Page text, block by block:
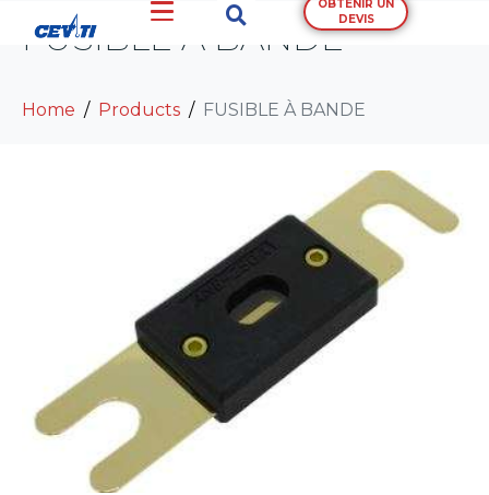
OBTENIR UN
DEVIS
FUSIBLE À BANDE
Home Products FUSIBLE À BANDE